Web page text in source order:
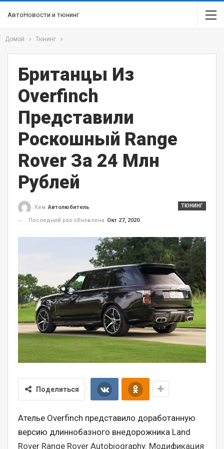
АвтоНовости и тюнинг
Домой Тюнинг
Британцы Из
Overfinch
Представили
Роскошный Range
Rover За 24 Млн
Рублей
ТЮНИНГ
Кем Автолюбитель
Последний раз обновлена Окт 27, 2020
Поделиться
Ателье Overfinch представило доработанную
версию длиннобазного внедорожника Land
Rover Range Rover Autobiography. Модификация